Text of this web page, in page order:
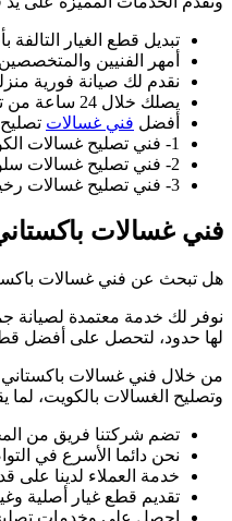
تبديل قطع الغيار
أمهر الفنيين
نقدم لك صيانة فورية
يصلك خلال 24 ساعة من تلقي المشكلة.
أفضل فني غسالات
1- فني تصليح غسالات الكويت
2- فني تصليح غسالات سلوى بالكويت
3- فني تصليح غسالات رخيص
فني غسالات
هل تبحث عن فني غسالات
نوفر لك خدمة معتمدة لصيانة
لها حدود، لتحصل على أفضل قطع
من خلال فني غسالات باكستاني
وتصليح الغسالات بالكويت،
تضم شركتنا فريق من
نحن دائما الأسرع في
خدمة العملاء لدينا على
تقديم قطع غيار أصلية